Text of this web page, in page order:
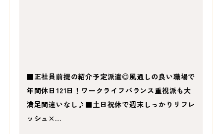
■正社員前提の紹介予定派遣◎風通しの良い職場で
年間休日121日！ワークライフバランス重視派も大
満足間違いなし♪■土日祝休で週末しっかりリフレ
ッシュ×…